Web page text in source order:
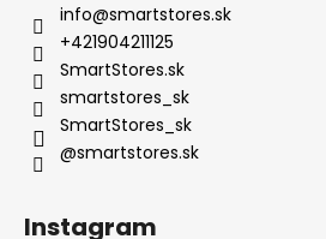
info@smartstores.sk
+421904211125
SmartStores.sk
smartstores_sk
SmartStores_sk
@smartstores.sk
Instagram